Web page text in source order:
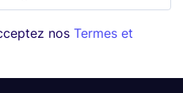
nos Termes et